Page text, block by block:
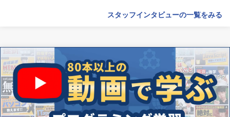
スタッフインタビューの一覧をみる